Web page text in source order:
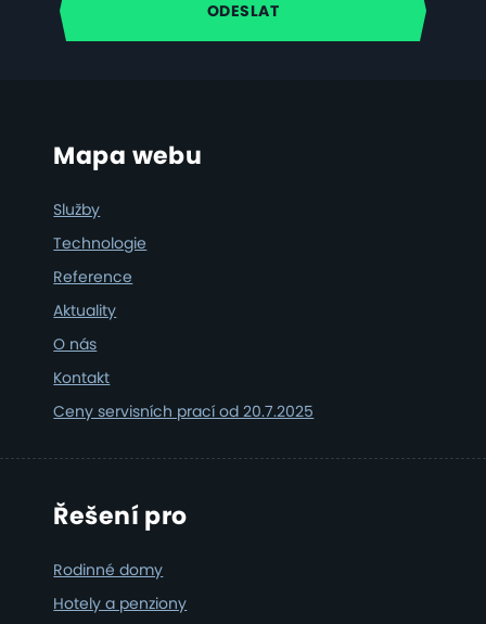
Footer
Mapa webu
Služby
Technologie
Reference
Aktuality
O nás
Kontakt
Ceny servisních prací od 20.7.2025
Řešení pro
Rodinné domy
Hotely a penziony